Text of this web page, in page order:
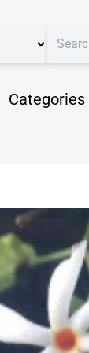
Categories